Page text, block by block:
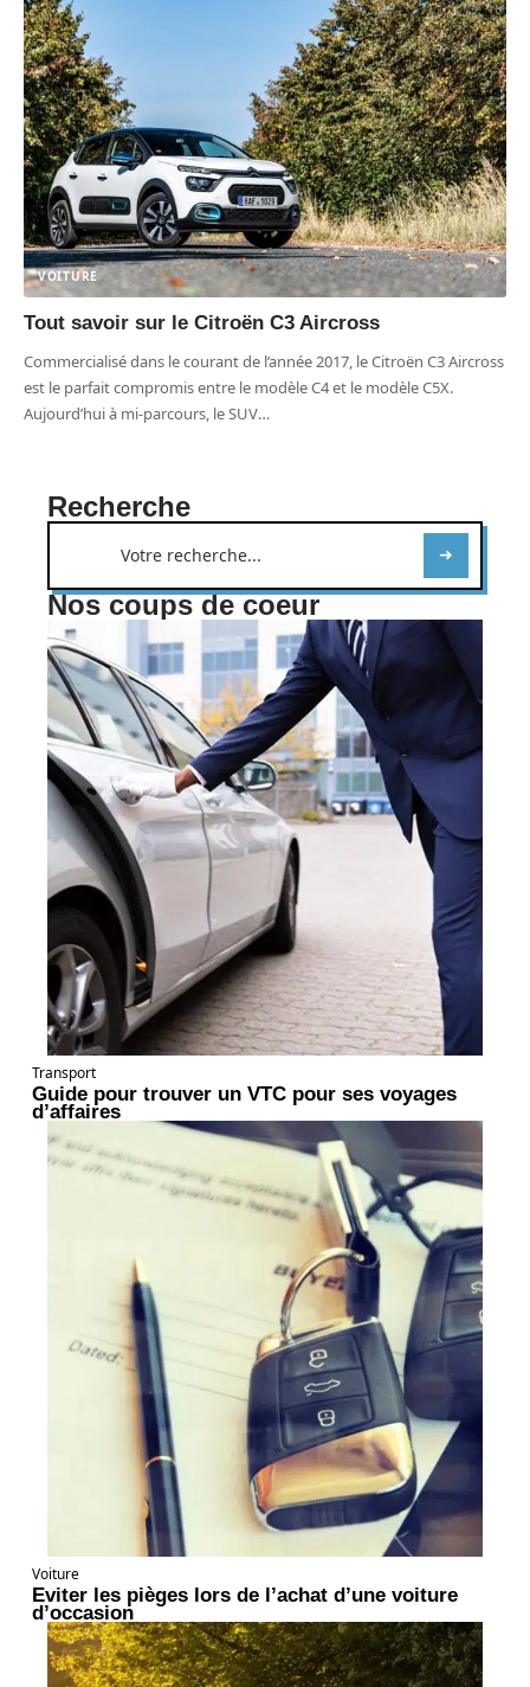
VOITURE
Tout savoir sur le Citroën C3 Aircross
Commercialisé dans le courant de l’année 2017, le Citroën C3 Aircross
est le parfait compromis entre le modèle C4 et le modèle C5X.
Aujourd’hui à mi-parcours, le SUV…
Recherche
Nos coups de coeur
Transport
Guide pour trouver un VTC pour ses voyages
d’affaires
Voiture
Eviter les pièges lors de l’achat d’une voiture
d’occasion